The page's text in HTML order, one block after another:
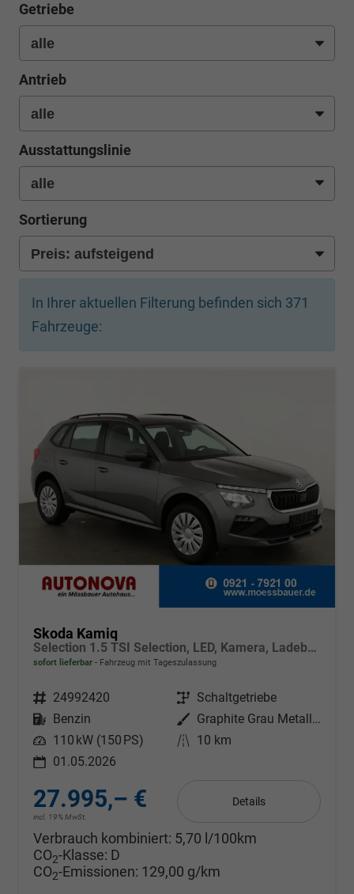
Getriebe
Antrieb
Ausstattungslinie
Sortierung
In Ihrer aktuellen Filterung befinden sich 371
Fahrzeuge:
Skoda Kamiq
Selection 1.5 TSI Selection, LED, Kamera, Ladeboden, Winter
sofort lieferbar Fahrzeug mit Tageszulassung
Fahrzeugnr. 24992420 Getriebe Schaltgetriebe
Kraftstoff
Benzin Außenfarbe
Graphite Grau Metallic
Leistung 110 kW (150 PS) Kilometerstand 10 km
01.05.2026
27.995,– €
incl. 19% MwSt.
Details
Verbrauch kombiniert: 5,70 l/100km
CO2-Klasse: D
CO2-Emissionen: 129,00 g/km